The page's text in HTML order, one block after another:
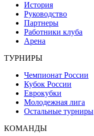
История
Руководство
Партнеры
Работники клуба
Арена
ТУРНИРЫ
Чемпионат России
Кубок России
Еврокубки
Молодежная лига
Остальные турниры
КОМАНДЫ